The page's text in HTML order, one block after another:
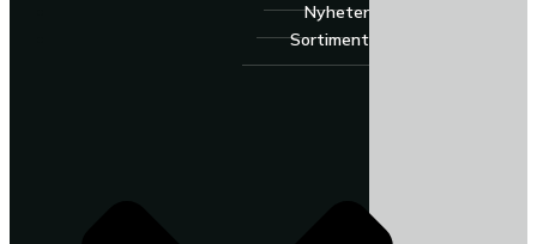
Nyheter
Sortiment